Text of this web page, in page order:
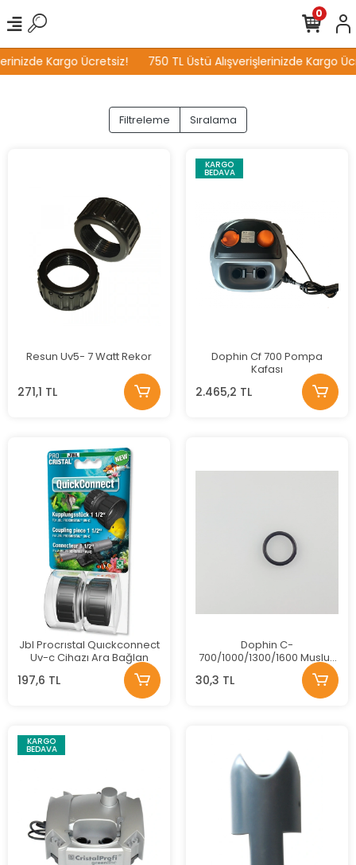
Kargo Ücretsiz! 750 TL Üstü Alışverişlerinizde Kargo
0
Filtreleme Sıralama
Resun Uv5- 7 Watt Rekor
271,1 TL
KARGO
BEDAVA
Dophin Cf 700 Pompa
Kafası
2.465,2 TL
Jbl Procrıstal Quıckconnect
Uv-c Cihazı Ara Bağlan
197,6 TL
Dophin C-
700/1000/1300/1600 Musluk
30,3 TL
KARGO
BEDAVA